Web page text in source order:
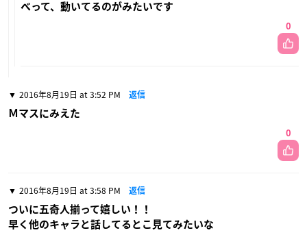
べって、動いてるのがみたいです
0
2016年8月19日 at 3:52 PM 返信
Ｍマスにみえた
0
2016年8月19日 at 3:58 PM 返信
ついに五奇人揃って嬉しい！！
早く他のキャラと話してるとこ見てみたいな